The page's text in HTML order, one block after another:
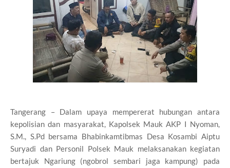
Tangerang – Dalam upaya mempererat hubungan antara
kepolisian dan masyarakat, Kapolsek Mauk AKP I Nyoman,
S.M., S.Pd bersama Bhabinkamtibmas Desa Kosambi Aiptu
Suryadi dan Personil Polsek Mauk melaksanakan kegiatan
bertajuk Ngariung (ngobrol sembari jaga kampung) pada